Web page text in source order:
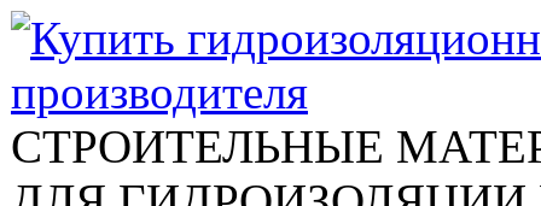
СТРОИТЕЛЬНЫЕ